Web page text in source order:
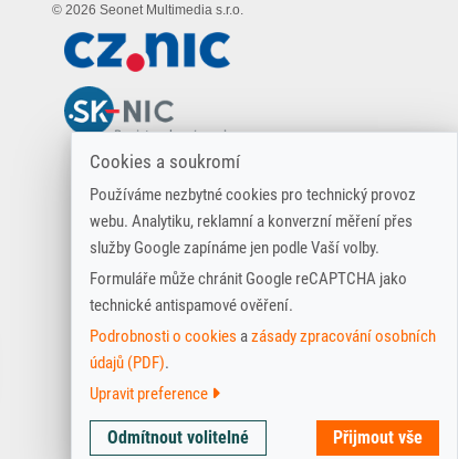
Cookies a soukromí
Používáme nezbytné cookies pro technický provoz
webu. Analytiku, reklamní a konverzní měření přes
služby Google zapínáme jen podle Vaší volby.
Formuláře může chránit Google reCAPTCHA jako
technické antispamové ověření.
Podrobnosti o cookies azásady zpracování osobních
údajů (PDF).
Upravit preference
Technické
cookies
Nutné pro základní fungování webu,
bezpečnost a odeslání formulářů.
Odmítnout volitelné Přijmout vše
© 2026 Seonet Multimedia s.r.o.